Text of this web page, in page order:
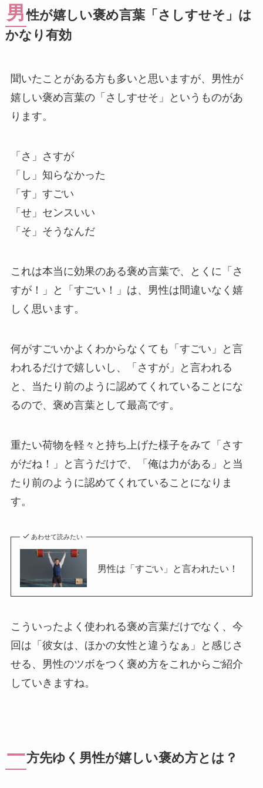
男 性が嬉しい褒め言葉「さしすせそ」は
かなり有効
聞いたことがある方も多いと思いますが、男性が
嬉しい褒め言葉の「さしすせそ」というものがあ
ります。
「さ」さすが
「し」知らなかった
「す」すごい
「せ」センスいい
「そ」そうなんだ
これは本当に効果のある褒め言葉で、とくに「さ
すが！」と「すごい！」は、男性は間違いなく嬉
しく思います。
何がすごいかよくわからなくても「すごい」と言
われるだけで嬉しいし、「さすが」と言われる
と、当たり前のように認めてくれていることにな
るので、褒め言葉として最高です。
重たい荷物を軽々と持ち上げた様子をみて「さす
がだね！」と言うだけで、「俺は力がある」と当
たり前のように認めてくれていることになりま
す。
あわせて読みたい
男性は「すごい」と言われたい！
こういったよく使われる褒め言葉だけでなく、今
回は「彼女は、ほかの女性と違うなぁ」と感じさ
せる、男性のツボをつく褒め方をこれからご紹介
していきますね。
一方先ゆく男性が嬉しい褒め方とは？